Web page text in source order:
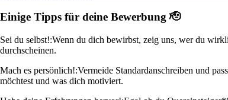
Einige Tipps für deine Bewerbung 🫡
Sei du selbst!:Wenn du dich bewirbst, zeig uns, wer du
durchscheinen.
Mach es persönlich!:Vermeide Standardanschreiben und
möchtest und was dich motiviert.